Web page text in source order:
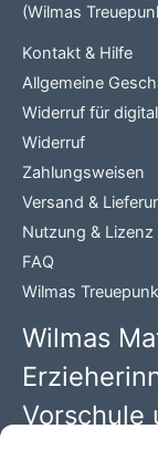
(Wilmas
Kontakt & Hilfe
Allgemeine
Widerruf für
Widerruf
Zahlungsweisen
Versand &
Nutzung & Lizenz
FAQ
Wilmas
Wilmas
Vorschule